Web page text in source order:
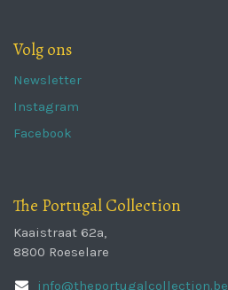
Volg ons
Newsletter
Instagram
Facebook
The Portugal Collection
Kaaistraat 62a,
8800 Roeselare
info@theportugalcollection.be